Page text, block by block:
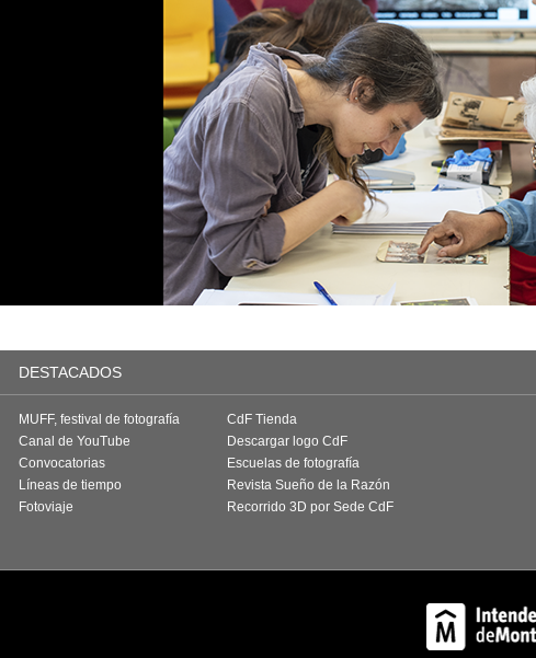
DESTACADOS
MUFF, festival de fotografía
Canal de YouTube
Convocatorias
Líneas de tiempo
Fotoviaje
CdF Tienda
Descargar logo CdF
Escuelas de fotografía
Revista Sueño de la Razón
Recorrido 3D por Sede CdF